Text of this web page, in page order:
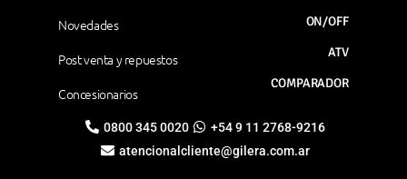
Novedades
Post venta y repuestos
Concesionarios
ON/OFF
ATV
COMPARADOR
0800 345 0020
+54 9 11 2768-9216
atencionalcliente@gilera.com.ar